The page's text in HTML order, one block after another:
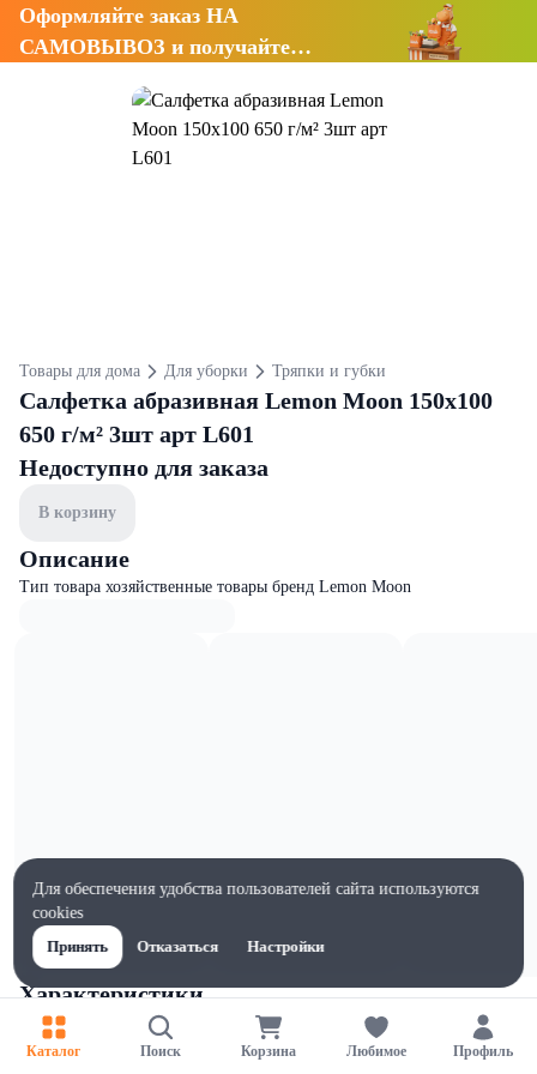
Оформляйте заказ НА
САМОВЫВОЗ и получайте
Товары для дома Для уборки Тряпки и губки
Салфетка абразивная Lemon Moon 150х100
650 г/м² 3шт арт L601
Недоступно для заказа
В корзину
Описание
Тип товара хозяйственные товары бренд Lemon Moon
Характеристики
Ширина, мм
20
Каталог Поиск Корзина Любимое Профиль
Для обеспечения удобства пользователей сайта используются
cookies
Принять
Отказаться Настройки